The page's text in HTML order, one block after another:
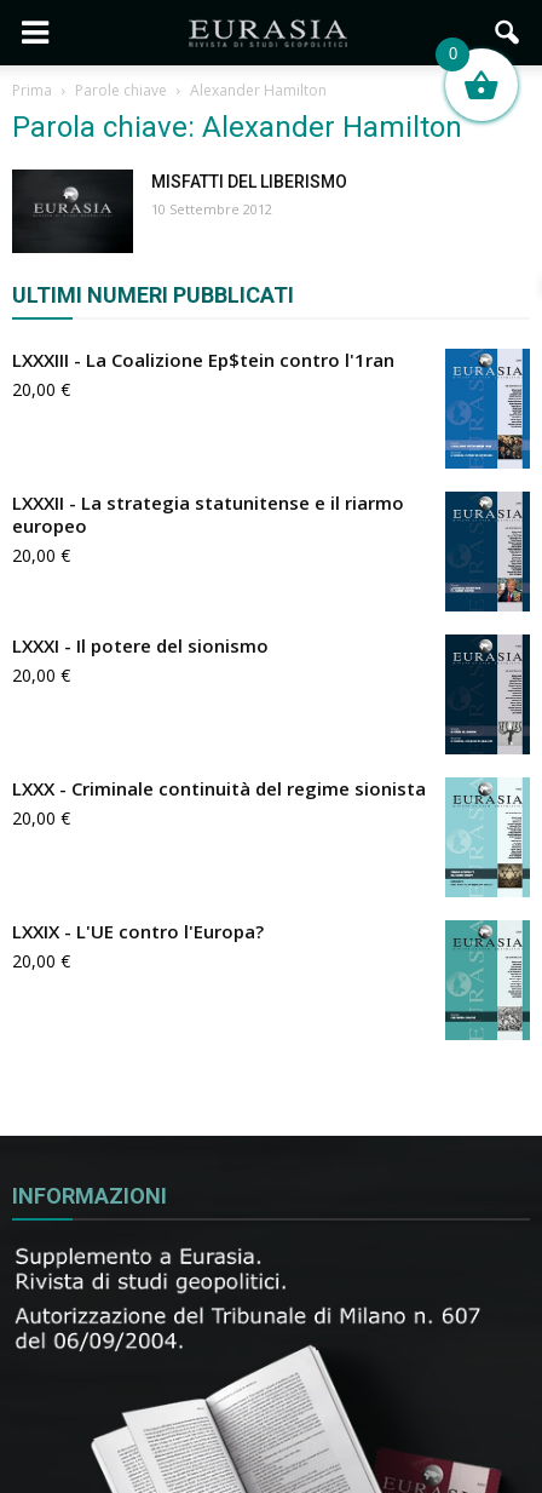
Prima Parole chiave Alexander Hamilton
Parola chiave: Alexander Hamilton
MISFATTI DEL LIBERISMO
10 Settembre 2012
ULTIMI NUMERI PUBBLICATI
LXXXIII - La Coalizione Ep$tein contro l'1ran
20,00 €
LXXXII - La strategia statunitense e il riarmo
europeo
20,00 €
LXXXI - Il potere del sionismo
20,00 €
LXXX - Criminale continuità del regime sionista
20,00 €
LXXIX - L'UE contro l'Europa?
20,00 €
INFORMAZIONI
0